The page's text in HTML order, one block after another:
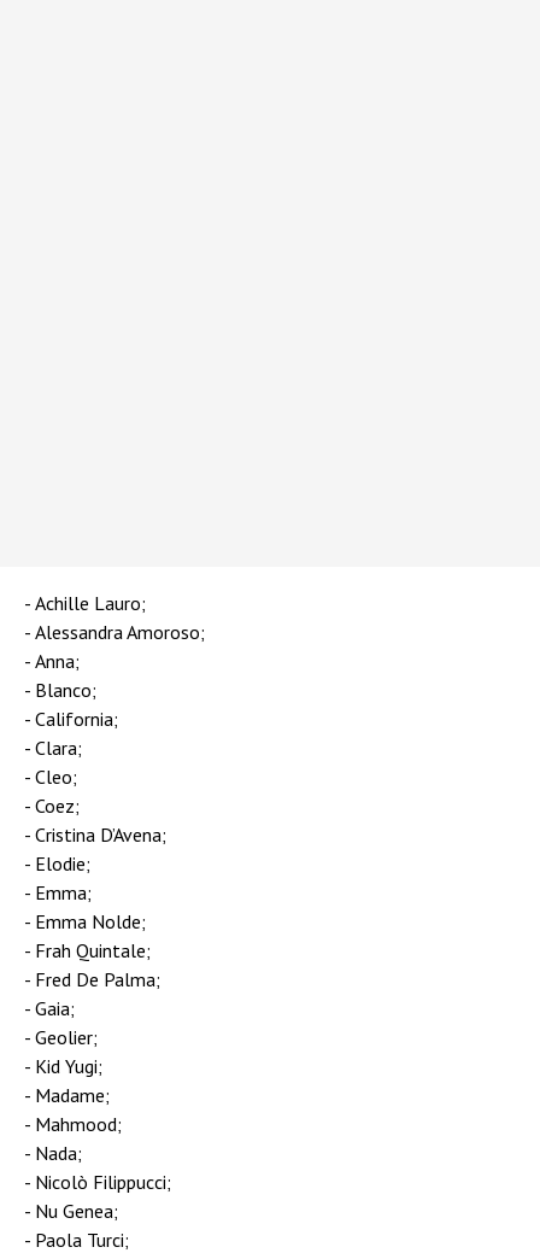
Achille Lauro;
Alessandra Amoroso;
Anna;
Blanco;
California;
Clara;
Cleo;
Coez;
Cristina D’Avena;
Elodie;
Emma;
Emma Nolde;
Frah Quintale;
Fred De Palma;
Gaia;
Geolier;
Kid Yugi;
Madame;
Mahmood;
Nada;
Nicolò Filippucci;
Nu Genea;
Paola Turci;